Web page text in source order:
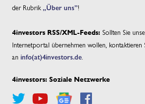
der Rubrik „Über uns”!
4investors RSS/XML-Feeds: Sollten Sie
Internetportal übernehmen wollen, kontaktieren
an info(at)4investors.de
4investors: Soziale Netzwerke